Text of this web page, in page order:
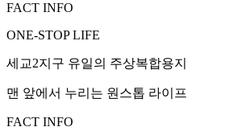
FACT INFO
ONE-STOP LIFE
세교2지구 유일의 주상복합용지
맨 앞에서 누리는 원스톱 라이프
FACT INFO